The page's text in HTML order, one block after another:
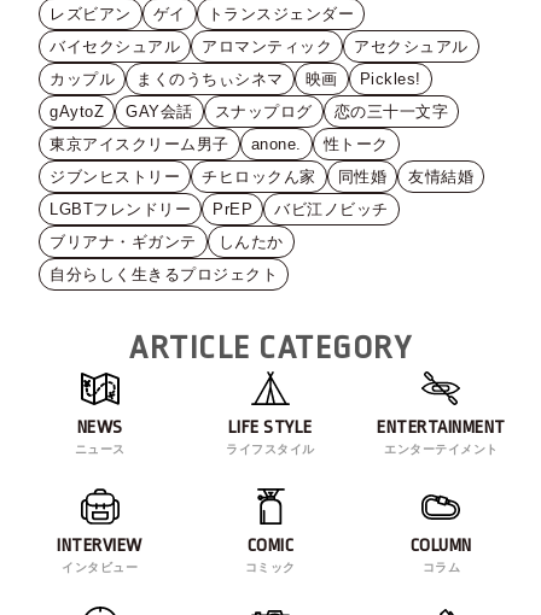
レズビアン ゲイ
トランスジェンダー
バイセクシュアル
アロマンティック
アセクシュアル
カップル
まくのうちぃシネマ 映画
Pickles!
gAytoZ
GAY会話 スナップログ
恋の三十一文字
東京アイスクリーム男子
anone.
性トーク
ジブンヒストリー
チヒロックん家 同性婚
友情結婚
LGBTフレンドリー
PrEP
バビ江ノビッチ
ブリアナ・ギガンテ
しんたか
自分らしく生きるプロジェクト
ARTICLE CATEGORY
NEWS
ニュース
LIFE STYLE
ライフスタイル
ENTERTAINMENT
エンターテイメント
INTERVIEW
インタビュー
COMIC
コミック
COLUMN
コラム